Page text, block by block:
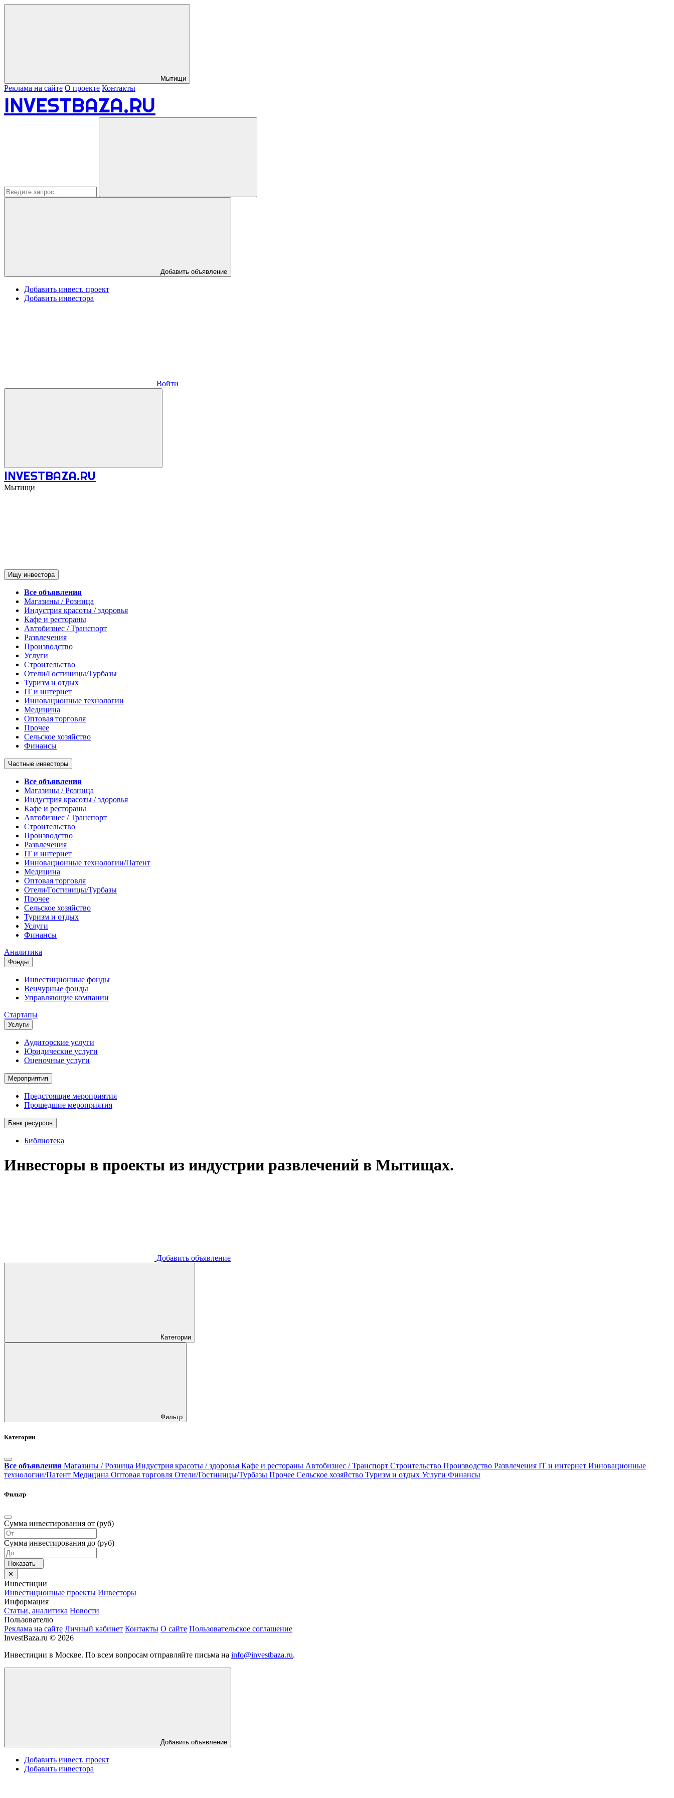
Мытищи
Реклама на сайте О проекте Контакты
INVESTBAZA.RU
Добавить объявление
Добавить инвест. проект
Добавить инвестора
Войти
INVESTBAZA.RU
Мытищи
Ищу инвестора
Все объявления
Магазины / Розница
Индустрия красоты / здоровья
Кафе и рестораны
Автобизнес / Транспорт
Развлечения
Производство
Услуги
Строительство
Отели/Гостиницы/Турбазы
Туризм и отдых
IT и интернет
Инновационные технологии
Медицина
Оптовая торговля
Прочее
Сельское хозяйство
Финансы
Частные инвесторы
Все объявления
Магазины / Розница
Индустрия красоты / здоровья
Кафе и рестораны
Автобизнес / Транспорт
Строительство
Производство
Развлечения
IT и интернет
Инновационные технологии/Патент
Медицина
Оптовая торговля
Отели/Гостиницы/Турбазы
Прочее
Сельское хозяйство
Туризм и отдых
Услуги
Финансы
Аналитика
Фонды
Инвестиционные фонды
Венчурные фонды
Управляющие компании
Стартапы
Услуги
Аудиторские услуги
Юридические услуги
Оценочные услуги
Мероприятия
Предстоящие мероприятия
Прошедшие мероприятия
Банк ресурсов
Библиотека
Инвесторы в проекты из индустрии развлечений в Мытищах.
Добавить объявление
Категории
Фильтр
Категории
Все объявления Магазины / Розница Индустрия красоты / здоровья Кафе и рестораны Автобизнес / Транспорт Строительство Производство Развлечения IT и интернет Инновационные
технологии/Патент Медицина Оптовая торговля Отели/Гостиницы/Турбазы Прочее Сельское хозяйство Туризм и отдых Услуги Финансы
Фильтр
Сумма инвестирования от (руб)
Сумма инвестирования до (руб)
Инвестиции
Инвестиционные проекты Инвесторы
Информация
Статьи, аналитика Новости
Пользователю
Реклама на сайте Личный кабинет Контакты О сайте Пользовательское соглашение
InvestBaza.ru © 2026
Инвестиции в Москве. По всем вопросам отправляйте письма на info@investbaza.ru.
Добавить объявление
Добавить инвест. проект
Добавить инвестора